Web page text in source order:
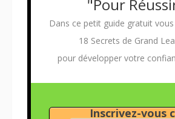
"Pour
Dans ce petit guide gratuit
18 Secrets de Grand
pour développer votre
Inscrivez-vous